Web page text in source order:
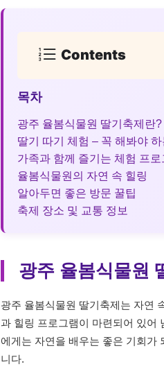
Contents
목차
광주 율봄식물원 딸기축제란?
딸기 따기 체험 – 꼭 해봐야
가족과 함께 즐기는 체험 프로
율봄식물원의 자연 속 힐링
알아두면 좋은 방문 꿀팁
축제 장소 및 교통 정보
광주 율봄식물원
광주 율봄식물원 딸기축제는 자연
과 힐링 프로그램이 마련되어 있어
에게는 자연을 배우는 좋은 기회가
니다.